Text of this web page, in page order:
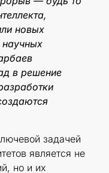
новых
в решение
задачей
является не
но и их